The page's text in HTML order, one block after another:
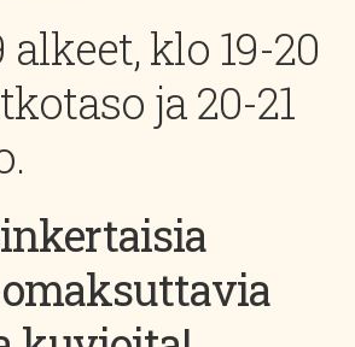
alkeet, klo 19-20
ja 20-21